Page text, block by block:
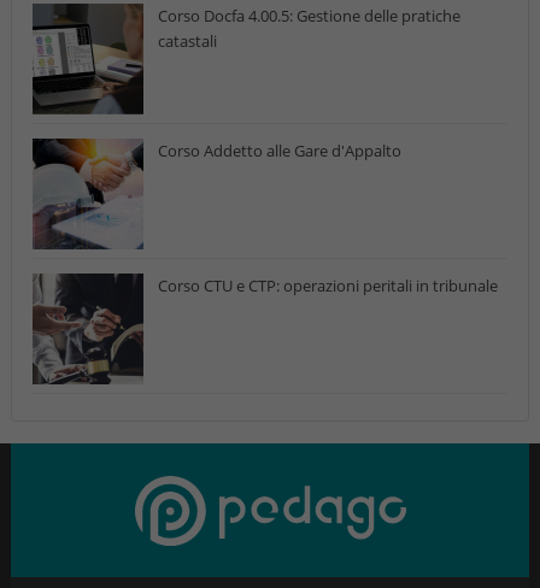
Corso Docfa 4.00.5: Gestione delle pratiche
catastali
Corso Addetto alle Gare d'Appalto
Corso CTU e CTP: operazioni peritali in tribunale